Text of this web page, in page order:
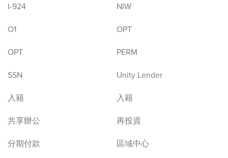
I-924
NIW
O1
OPT
OPT
PERM
SSN
Unity Lender
入籍
入籍
共享辦公
再投資
分期付款
區域中心